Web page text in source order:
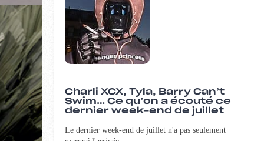
Charli XCX, Tyla, Barry Can’t
Swim… Ce qu’on a écouté ce
dernier week-end de juillet
Le dernier week-end de juillet n'a pas seulement